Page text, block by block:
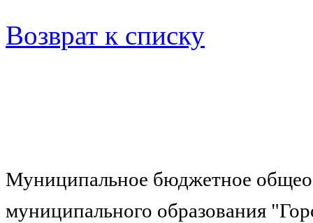
Возврат к списку
Муниципальное бюджетное
муниципального образования